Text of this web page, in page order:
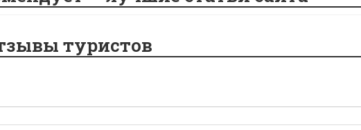
туристов